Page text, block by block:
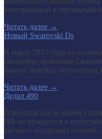
электроникой в
Читать далее →
Новый Swarovski Ds
В марте 2017 года на
Нюрнберг компания
новую линейку оптических
Читать далее →
Дедал 490
Известная как в нашей
НВ не нуждается в
третьего владельца ночной...